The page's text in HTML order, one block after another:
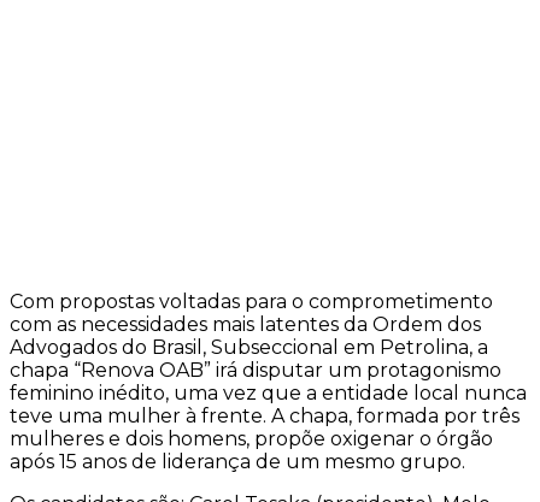
Com propostas voltadas para o comprometimento
com as necessidades mais latentes da Ordem dos
Advogados do Brasil, Subseccional em Petrolina, a
chapa “Renova OAB” irá disputar um protagonismo
feminino inédito, uma vez que a entidade local nunca
teve uma mulher à frente. A chapa, formada por três
mulheres e dois homens, propõe oxigenar o órgão
após 15 anos de liderança de um mesmo grupo.